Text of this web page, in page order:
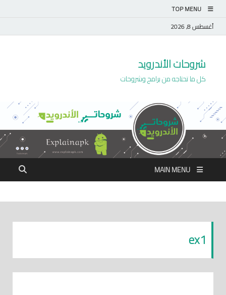
TOP MENU
أغسطس 8, 2026
شروحات الأندرويد
كل ما تحتاجه من برامج وشروحات
MAIN MENU
ex1